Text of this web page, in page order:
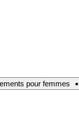
pour femmes